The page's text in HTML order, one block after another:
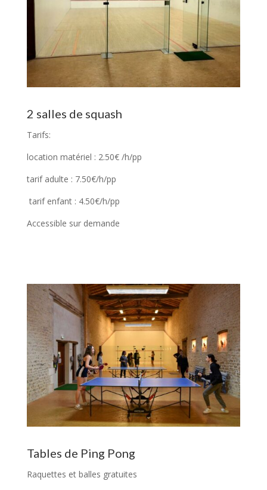
2 salles de squash
Tarifs:
location matériel : 2.50€ /h/pp
tarif adulte : 7.50€/h/pp
tarif enfant : 4.50€/h/pp
Accessible sur demande
Tables de Ping Pong
Raquettes et balles gratuites